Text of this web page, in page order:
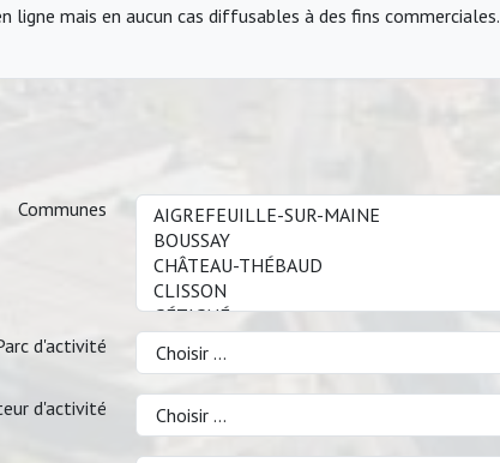
ligne mais en aucun cas diffusables à des fins commerciales.
Communes
d'activité
d'activité